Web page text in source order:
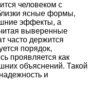
человеком с
ясные формы,
эффекты, а
выверенные
часто держится
порядок,
проявляется как
объяснений. Такой
и